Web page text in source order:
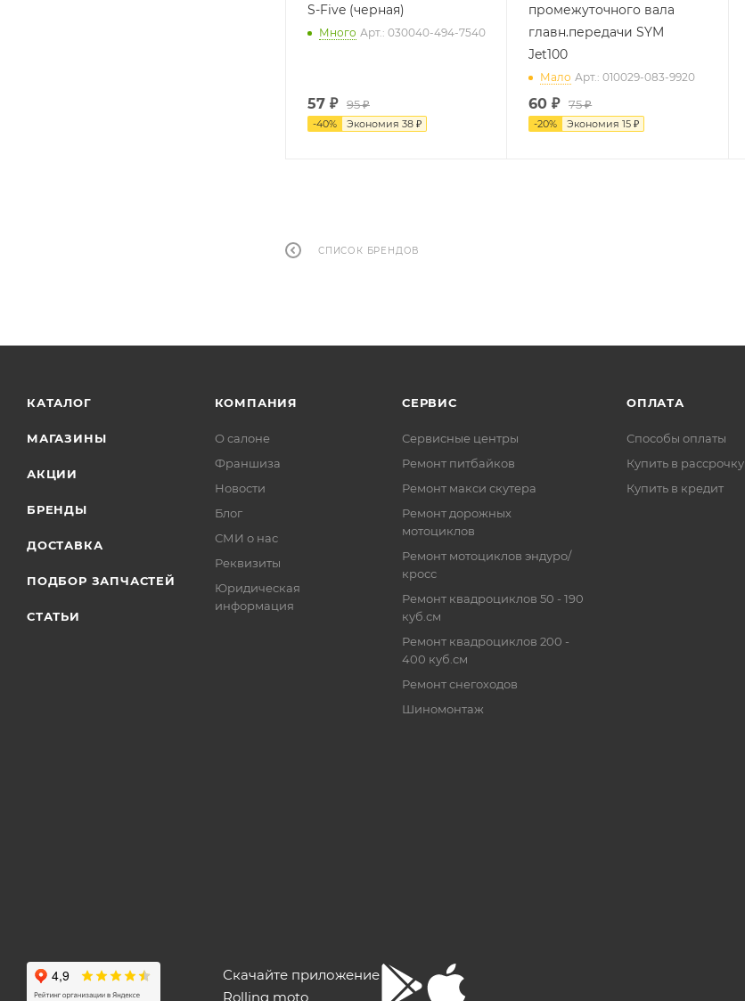
S-Five (черная)
Много Арт.: 030040-494-7540
57 ₽ 95 ₽
-40% Экономия 38 ₽
промежуточного вала
главн.передачи SYM
Jet100
Мало Арт.: 010029-083-9920
60 ₽ 75 ₽
-20% Экономия15 ₽
СПИСОК БРЕНДОВ
КАТАЛОГ
МАГАЗИНЫ
АКЦИИ
БРЕНДЫ
ДОСТАВКА
ПОДБОР ЗАПЧАСТЕЙ
СТАТЬИ
КОМПАНИЯ
О салоне
Франшиза
Новости
Блог
СМИ о нас
Реквизиты
Юридическая
информация
СЕРВИС
Сервисные центры
Ремонт питбайков
Ремонт макси скутера
Ремонт дорожных
мотоциклов
Ремонт мотоциклов эндуро/
кросс
Ремонт квадроциклов 50 - 190
куб.см
Ремонт квадроциклов 200 -
400 куб.см
Ремонт снегоходов
Шиномонтаж
ОПЛАТА
Способы оплаты
Купить в рассрочку
Купить в кредит
Скачайте приложение
Rolling moto